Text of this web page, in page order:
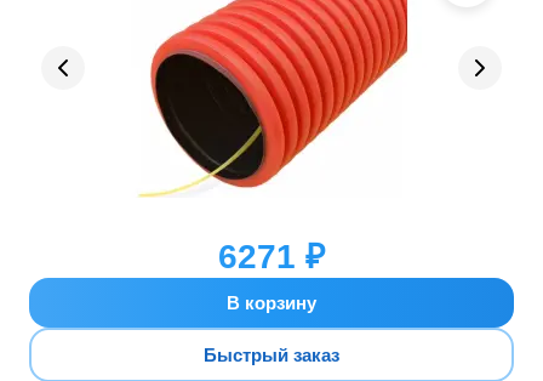
6271 ₽
В корзину
Быстрый заказ